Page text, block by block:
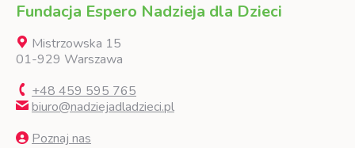
Fundacja Espero Nadzieja dla Dzieci
Mistrzowska 15
01-929 Warszawa
+48 459 595 765
biuro@nadziejadladzieci.pl
Poznaj nas